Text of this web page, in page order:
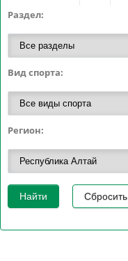
Раздел:
Вид спорта:
Регион:
Найти Сбросить